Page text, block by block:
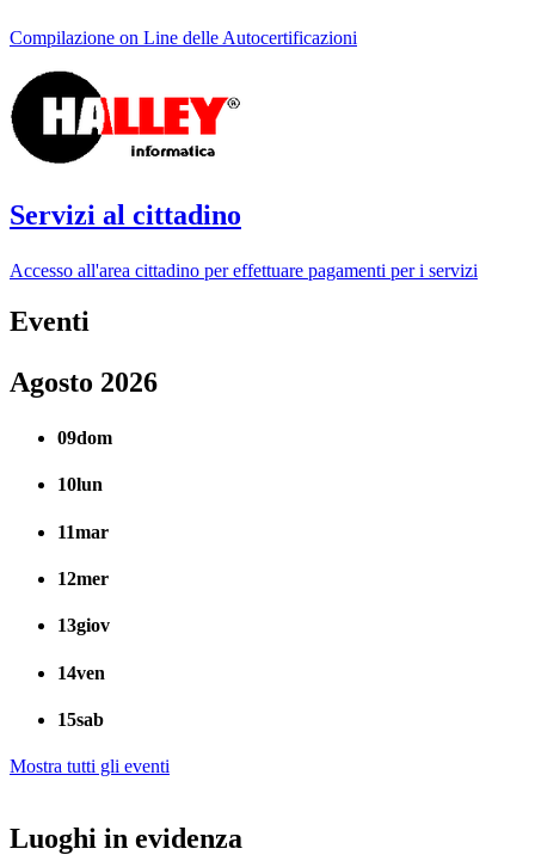
Compilazione on Line delle Autocertificazioni
Servizi al cittadino
Accesso all'area cittadino per effettuare pagamenti per i servizi
Eventi
Agosto 2026
09dom
10lun
11mar
12mer
13giov
14ven
15sab
Mostra tutti gli eventi
Luoghi in evidenza